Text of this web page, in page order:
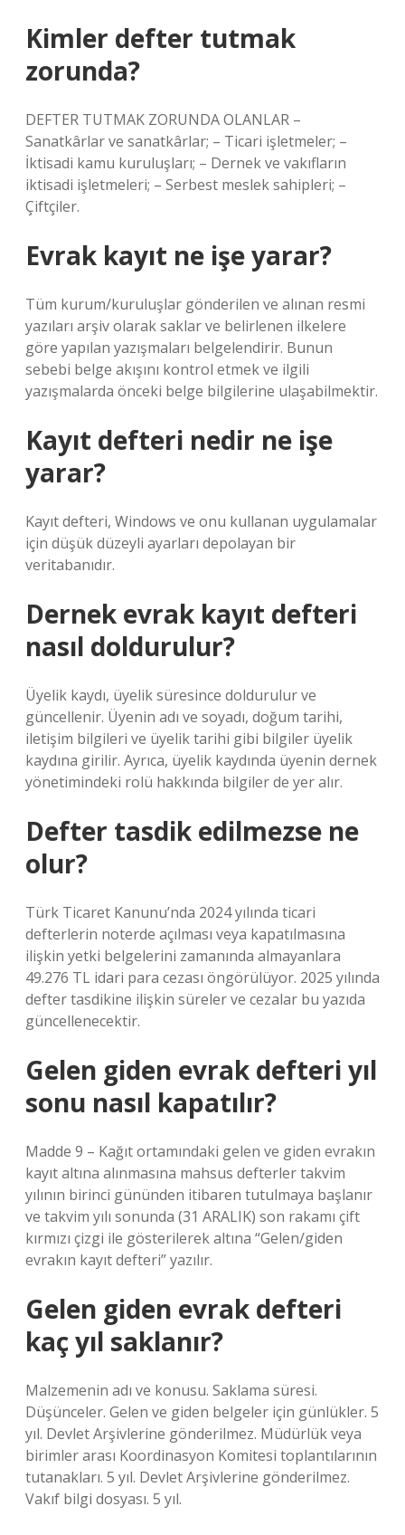
Kimler defter tutmak
zorunda?
DEFTER TUTMAK ZORUNDA OLANLAR –
Sanatkârlar ve sanatkârlar; – Ticari işletmeler; –
İktisadi kamu kuruluşları; – Dernek ve vakıfların
iktisadi işletmeleri; – Serbest meslek sahipleri; –
Çiftçiler.
Evrak kayıt ne işe yarar?
Tüm kurum/kuruluşlar gönderilen ve alınan resmi
yazıları arşiv olarak saklar ve belirlenen ilkelere
göre yapılan yazışmaları belgelendirir. Bunun
sebebi belge akışını kontrol etmek ve ilgili
yazışmalarda önceki belge bilgilerine ulaşabilmektir.
Kayıt defteri nedir ne işe
yarar?
Kayıt defteri, Windows ve onu kullanan uygulamalar
için düşük düzeyli ayarları depolayan bir
veritabanıdır.
Dernek evrak kayıt defteri
nasıl doldurulur?
Üyelik kaydı, üyelik süresince doldurulur ve
güncellenir. Üyenin adı ve soyadı, doğum tarihi,
iletişim bilgileri ve üyelik tarihi gibi bilgiler üyelik
kaydına girilir. Ayrıca, üyelik kaydında üyenin dernek
yönetimindeki rolü hakkında bilgiler de yer alır.
Defter tasdik edilmezse ne
olur?
Türk Ticaret Kanunu’nda 2024 yılında ticari
defterlerin noterde açılması veya kapatılmasına
ilişkin yetki belgelerini zamanında almayanlara
49.276 TL idari para cezası öngörülüyor. 2025 yılında
defter tasdikine ilişkin süreler ve cezalar bu yazıda
güncellenecektir.
Gelen giden evrak defteri yıl
sonu nasıl kapatılır?
Madde 9 – Kağıt ortamındaki gelen ve giden evrakın
kayıt altına alınmasına mahsus defterler takvim
yılının birinci gününden itibaren tutulmaya başlanır
ve takvim yılı sonunda (31 ARALIK) son rakamı çift
kırmızı çizgi ile gösterilerek altına “Gelen/giden
evrakın kayıt defteri” yazılır.
Gelen giden evrak defteri
kaç yıl saklanır?
Malzemenin adı ve konusu. Saklama süresi.
Düşünceler. Gelen ve giden belgeler için günlükler. 5
yıl. Devlet Arşivlerine gönderilmez. Müdürlük veya
birimler arası Koordinasyon Komitesi toplantılarının
tutanakları. 5 yıl. Devlet Arşivlerine gönderilmez.
Vakıf bilgi dosyası. 5 yıl.